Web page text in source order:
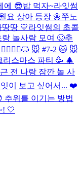
에 😎밥 먹자~라잇썸
요 상아 등장 🌼쭈노
땅 💛라잇썸의 초콜
랑 놀사람 모여 🥴추
🐱 🐭 #7-2 🐱 🐭
리스마스 파티 🥳 🎄
전 나랑 잠깐 놀 사
이 보고 싶어서... ❤️
추위를 이기는 방법
🤍